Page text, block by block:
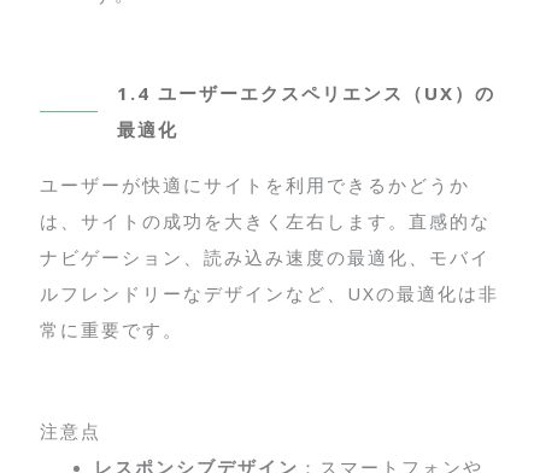
1.4 ユーザーエクスペリエンス（UX）の
最適化
ユーザーが快適にサイトを利用できるかどうか
は、サイトの成功を大きく左右します。直感的な
ナビゲーション、読み込み速度の最適化、モバイ
ルフレンドリーなデザインなど、UXの最適化は非
常に重要です。
注意点
レスポンシブデザイン ：スマートフォンや